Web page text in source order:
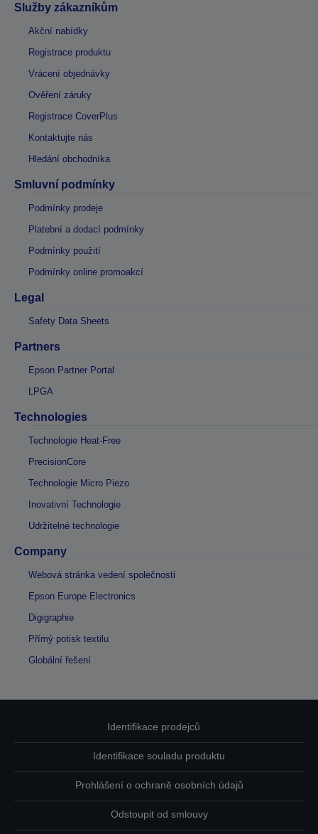
Služby zákazníkům
Akční nabídky
Registrace produktu
Vrácení objednávky
Ověření záruky
Registrace CoverPlus
Kontaktujte nás
Hledání obchodníka
Smluvní podmínky
Podmínky prodeje
Platební a dodací podmínky
Podmínky použití
Podmínky online promoakcí
Legal
Safety Data Sheets
Partners
Epson Partner Portal
LPGA
Technologies
Technologie Heat-Free
PrecisionCore
Technologie Micro Piezo
Inovativní Technologie
Udržitelné technologie
Company
Webová stránka vedení společnosti
Epson Europe Electronics
Digigraphie
Přímý potisk textilu
Globální řešení
Identifikace prodejců
Identifikace souladu produktu
Prohlášení o ochraně osobních údajů
Odstoupit od smlouvy